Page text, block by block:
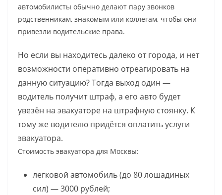
автомобилисты обычно делают пару звонков
родственникам, знакомым или коллегам, чтобы они
привезли водительские права.
Но если вы находитесь далеко от города, и нет
возможности оперативно отреагировать на
данную ситуацию? Тогда выход один —
водитель получит штраф, а его авто будет
увезён на эвакуаторе на штрафную стоянку. К
тому же водителю придётся оплатить услуги
эвакуатора.
Стоимость эвакуатора для Москвы:
легковой автомобиль (до 80 лошадиных
сил) — 3000 рублей;